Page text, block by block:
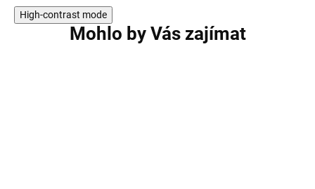
High-contrast mode
Mohlo by Vás zajímat